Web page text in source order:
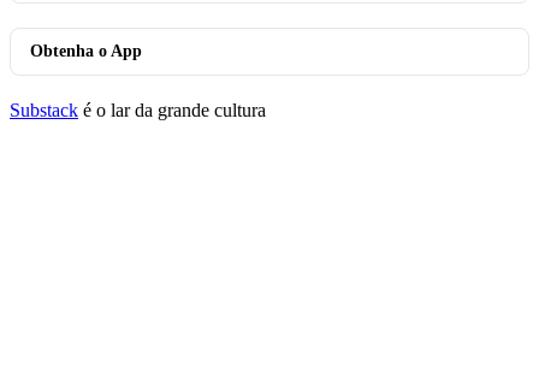
Obtenha o App
Substack é o lar da grande cultura